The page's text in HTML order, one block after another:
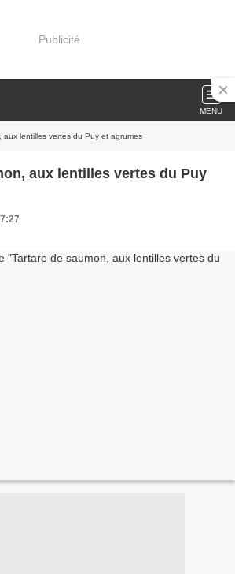
Publicité
MENU
aux lentilles vertes du Puy et agrumes
aux lentilles vertes du Puy